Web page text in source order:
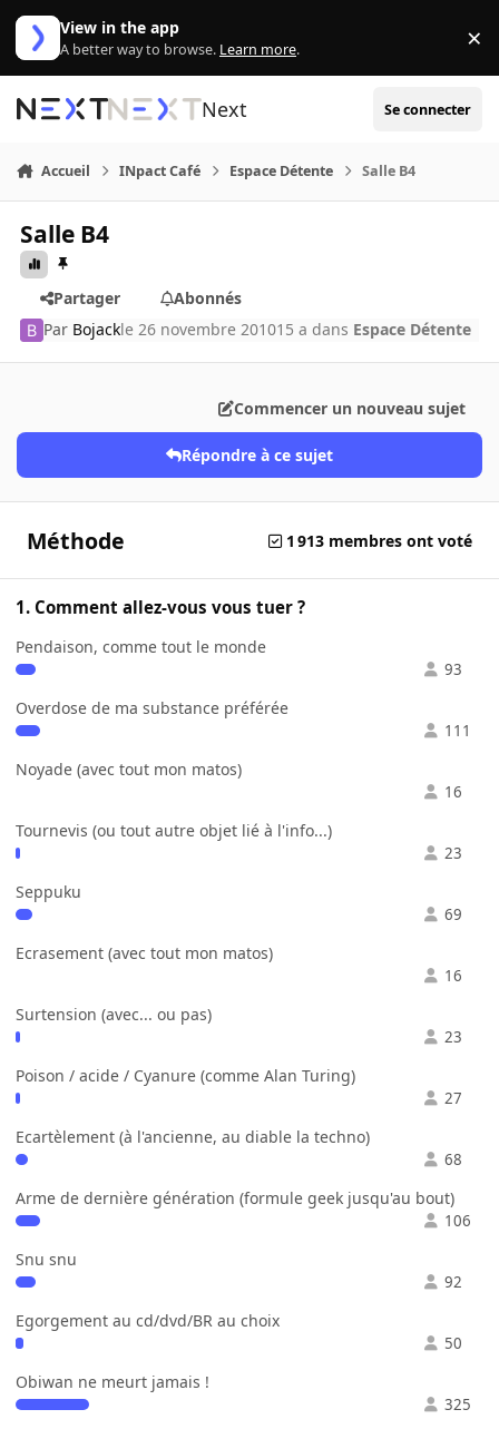
Aller au contenu
View in the app
A better way to browse. Learn more. ×
Next Se connecter
Accueil INpact Café Espace Détente Salle B4
Salle B4
Partager
Abonnés
Par Bojackle 26 novembre 201015 a dans Espace Détente
Commencer un nouveau sujet
Répondre à ce sujet
Méthode 1 913 membres ont voté
1. Comment allez-vous vous tuer ?
Pendaison, comme tout le monde
93
Overdose de ma substance préférée
111
Noyade (avec tout mon matos)
16
Tournevis (ou tout autre objet lié à l'info...)
23
Seppuku
69
Ecrasement (avec tout mon matos)
16
Surtension (avec... ou pas)
23
Poison / acide / Cyanure (comme Alan Turing)
27
Ecartèlement (à l'ancienne, au diable la techno)
68
Arme de dernière génération (formule geek jusqu'au bout)
106
Snu snu
92
Egorgement au cd/dvd/BR au choix
50
Obiwan ne meurt jamais !
325